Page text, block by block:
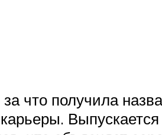
что получила